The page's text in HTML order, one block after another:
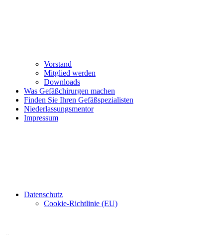
Vorstand
Mitglied werden
Downloads
Was Gefäßchirurgen machen
Finden Sie Ihren Gefäßspezialisten
Niederlassungsmentor
Impressum
Datenschutz
Cookie-Richtlinie (EU)